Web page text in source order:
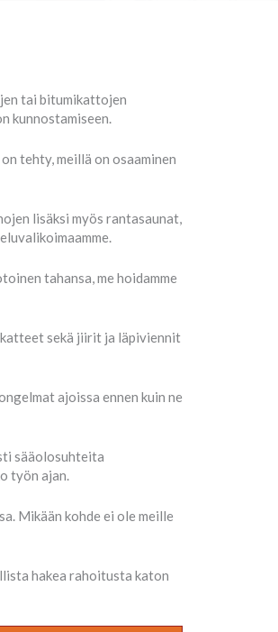
tai bitumikattojen
kunnostamiseen.
tehty, meillä on osaaminen
lisäksi myös rantasaunat,
tahansa, me hoidamme
sekä jiirit ja läpiviennit
ajoissa ennen kuin ne
sääolosuhteita
työn ajan.
Mikään kohde ei ole meille
hakea rahoitusta katon